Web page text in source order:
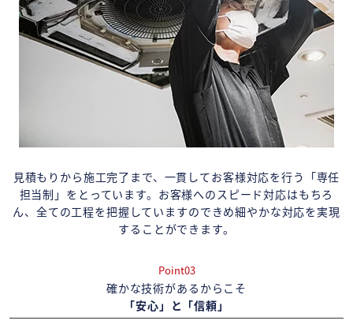
見積もりから施工完了まで、一貫してお客様対応を行う「専任
担当制」をとっています。お客様へのスピード対応はもちろ
ん、全ての工程を把握していますのできめ細やかな対応を実現
することができます。
Point03
確かな技術があるからこそ
「安心」と「信頼」